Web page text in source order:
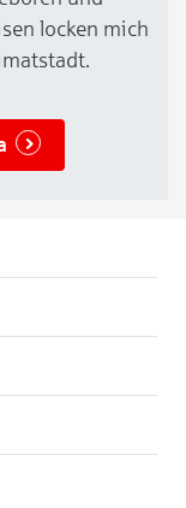
locken mich